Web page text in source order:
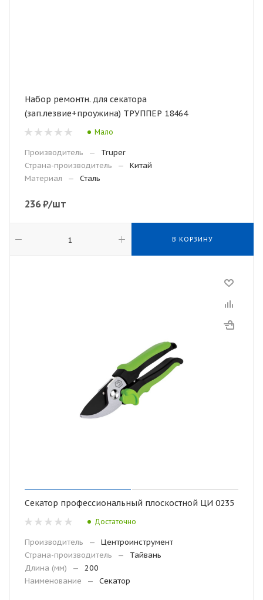
Набор ремонтн. для секатора
(зап.лезвие+проужина) ТРУППЕР 18464
Мало
Производитель —
Truper
Страна-производитель
—
Китай
Материал
— Сталь
236₽/шт
В КОРЗИНУ
Секатор профессиональный плоскостной ЦИ 0235
Достаточно
Производитель —
Центроинструмент
Страна-производитель
—
Тайвань
Длина (мм)
—
200
Наименование
— Секатор